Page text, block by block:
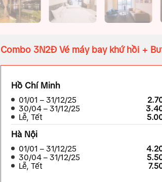
Combo 3N2Đ Vé máy bay khứ hồi +
Hồ Chí Minh
01/01 – 31/12/25
30/04 – 31/12/25
Lễ, Tết
Hà Nội
01/01 – 31/12/25
30/04 – 31/12/25
Lễ, Tết